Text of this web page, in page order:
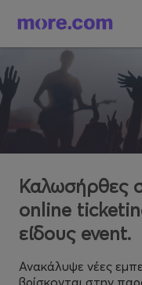
Καλωσήρθες
online
είδους event.
Ανακάλυψε νέες
βρίσκονται στην